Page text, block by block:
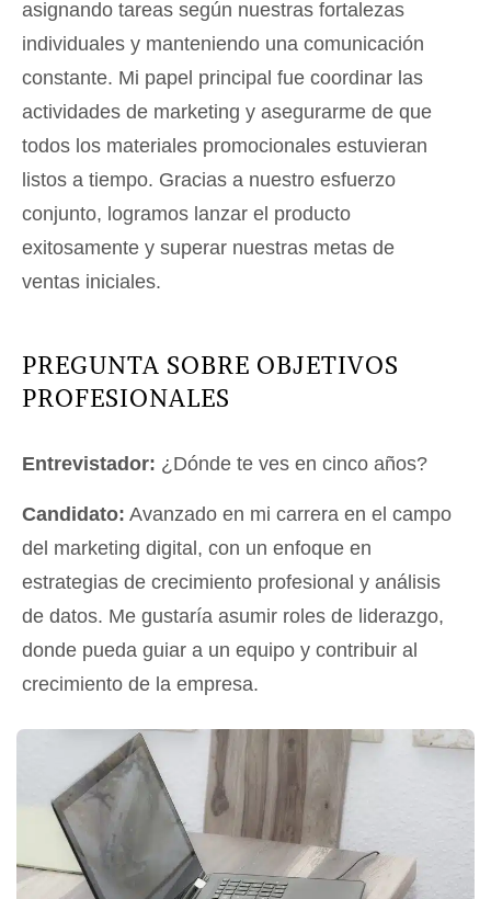
asignando tareas según nuestras fortalezas
individuales y manteniendo una comunicación
constante. Mi papel principal fue coordinar las
actividades de marketing y asegurarme de que
todos los materiales promocionales estuvieran
listos a tiempo. Gracias a nuestro esfuerzo
conjunto, logramos lanzar el producto
exitosamente y superar nuestras metas de
ventas iniciales.
PREGUNTA SOBRE OBJETIVOS
PROFESIONALES
Entrevistador: ¿Dónde te ves en cinco años?
Candidato: Avanzado en mi carrera en el campo
del marketing digital, con un enfoque en
estrategias de crecimiento profesional y análisis
de datos. Me gustaría asumir roles de liderazgo,
donde pueda guiar a un equipo y contribuir al
crecimiento de la empresa.